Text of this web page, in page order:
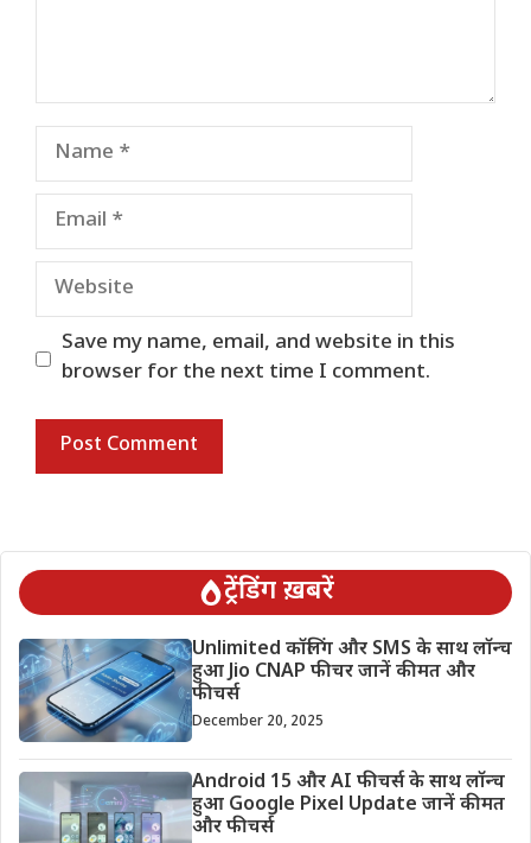
Name
Email
Website
Save my name, email, and website in this
browser for the next time I comment.
ट्रेंडिंग ख़बरें
Unlimited कॉलिंग और SMS के साथ लॉन्च
हुआ Jio CNAP फीचर जानें कीमत और
फीचर्स
December 20, 2025
Android 15 और AI फीचर्स के साथ लॉन्च
हुआ Google Pixel Update जानें कीमत
और फीचर्स